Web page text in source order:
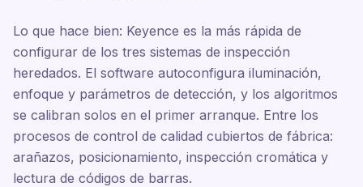
Lo que hace bien: Keyence es la más rápida de
configurar de los tres sistemas de inspección
heredados. El software autoconfigura iluminación,
enfoque y parámetros de detección, y los algoritmos
se calibran solos en el primer arranque. Entre los
procesos de control de calidad cubiertos de fábrica:
arañazos, posicionamiento, inspección cromática y
lectura de códigos de barras.